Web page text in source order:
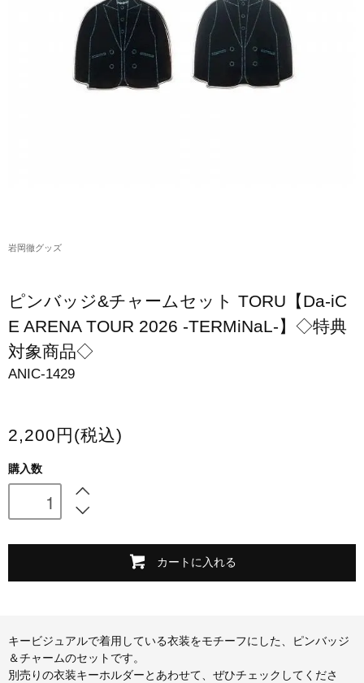
アクリルスタンド・アクセサリー・帽子
缶バッジ・ステッカー
生活雑貨・菓子・ゲーム
和田颯｜Wagic Hour Worksグッズ
クリスマスアイテム
EC限定グッズ
岩岡徹グッズ
ピンバッジ&チャームセット TORU【Da-iC
E ARENA TOUR 2026 -TERMiNaL-】◇特典
対象商品◇
ANIC-1429
2,200円(税込)
購入数
カートに入れる
キービジュアルで着用している衣装をモチーフにした、ピンバッジ
＆チャームのセットです。
別売りの衣装キーホルダーとあわせて、ぜひチェックしてくださ